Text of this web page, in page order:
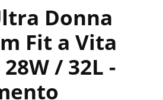
Donna
Fit a Vita
/ 32L -